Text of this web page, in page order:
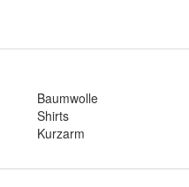
Baumwolle
Shirts
Kurzarm